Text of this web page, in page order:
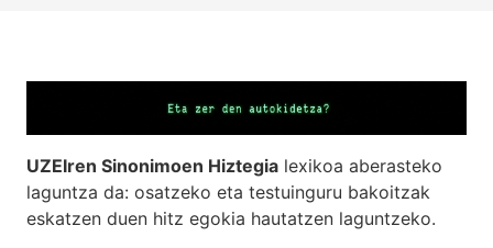
UZEIren Sinonimoen Hiztegia lexikoa aberasteko
laguntza da: osatzeko eta testuinguru bakoitzak
eskatzen duen hitz egokia hautatzen laguntzeko.